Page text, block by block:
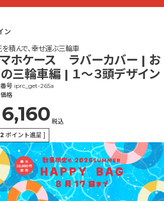
ン
を積んで、幸せ運ぶ三輪車
ホケース ラバーカバー | お
三輪車編 | １～３頭デザイン
号 iprc_get-265a
格
6,160 税込
ポイント進呈 ]